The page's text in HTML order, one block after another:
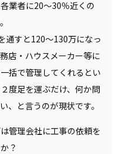
業者に20～30％近くの
通すと120～130万になっ
店・ハウスメーカー等に
括で管理してくれるとい
度足を運ぶだけ、何か問
、と言うのが現状です。
管理会社に工事の依頼を
？